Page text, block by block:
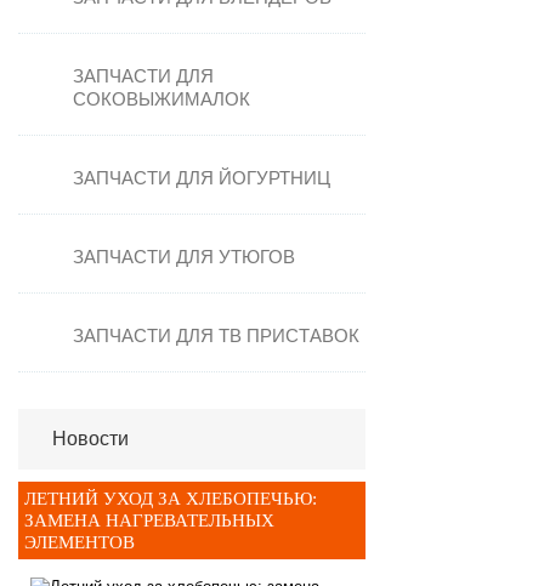
Стеклокерамические поверхности
Термостат духовки
Электронные блоки
ЗАПЧАСТИ ДЛЯ
СОКОВЫЖИМАЛОК
ЗАПЧАСТИ ДЛЯ ЙОГУРТНИЦ
ЗАПЧАСТИ ДЛЯ УТЮГОВ
ЗАПЧАСТИ ДЛЯ ТВ ПРИСТАВОК
Новости
ЛЕТНИЙ УХОД ЗА ХЛЕБОПЕЧЬЮ:
ЗАМЕНА НАГРЕВАТЕЛЬНЫХ
ЭЛЕМЕНТОВ